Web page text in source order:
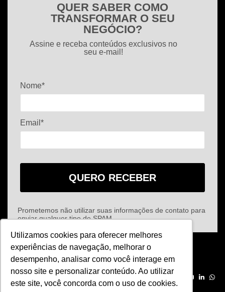
Utilizamos cookies para oferecer melhores
experiências de navegação, melhorar o
desempenho, analisar como você interage em
nosso site e personalizar conteúdo. Ao utilizar
este site, você concorda com o uso de cookies.
QUER SABER COMO
TRANSFORMAR O SEU
NEGÓCIO?
Assine e receba conteúdos exclusivos no
seu e-mail!
Nome*
Email*
QUERO RECEBER
Prometemos não utilizar suas informações de contato para
enviar qualquer tipo de SPAM.
Site criado porRock Stage.